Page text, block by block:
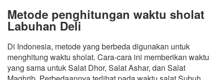
Metode penghitungan waktu sholat
Labuhan Deli
Di Indonesia, metode yang berbeda digunakan untuk
menghitung waktu sholat. Cara-cara ini memberikan waktu
yang sama untuk Salat Dhor, Salat Ashar, dan Salat